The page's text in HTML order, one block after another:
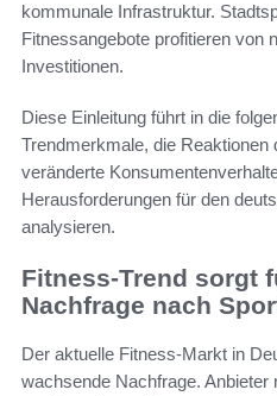
kommunale Infrastruktur.
Fitnessangebote profitieren von
Investitionen.
Diese Einleitung führt in die
Trendmerkmale, die Reaktionen
veränderte
Herausforderungen für den
analysieren.
Fitness-Trend sorgt
Nachfrage nach
Der aktuelle Fitness-Markt in
wachsende Nachfrage.